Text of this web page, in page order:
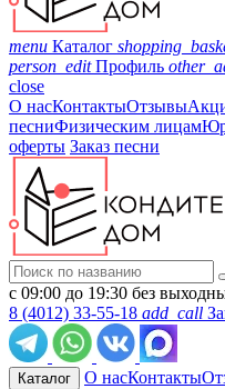
menu Каталог
person_edit Профиль
close
О насКонтактыОтзывы
песниФизическим лицам
оферты Заказ песни
с 09:00 до 19:30 без
8 (4012) 33-55-18 add_call
Каталог О насКонтакты